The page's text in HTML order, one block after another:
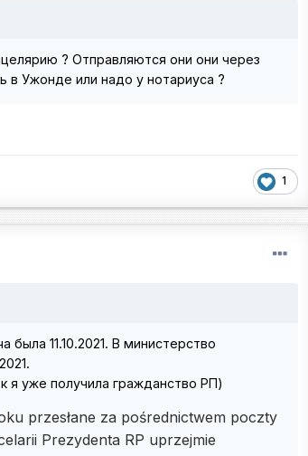
? Отправляются они они через
в Ужонде или надо у нотариуса ?
1
11.10.2021. В министерство
я уже получила гражданство РП)
przesłane za pośrednictwem poczty
Prezydenta RP uprzejmie